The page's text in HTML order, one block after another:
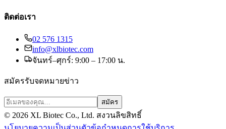
ติดต่อเรา
02 576 1315
info@xlbiotec.com
จันทร์–ศุกร์: 9:00 – 17:00 น.
สมัครรับจดหมายข่าว
สมัคร
© 2026 XL Biotec Co., Ltd. สงวนลิขสิทธิ์